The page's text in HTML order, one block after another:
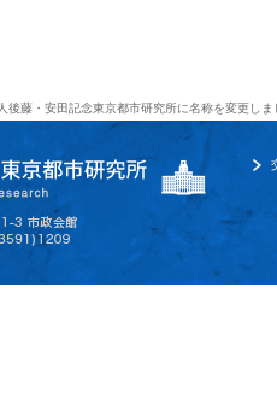
後藤・安田記念東京都市研究所に名称を変更しま